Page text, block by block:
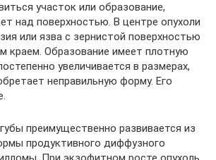
участок или образование,
над поверхностью. В центре опухоли
или язва с зернистой поверхностью
краем. Образование имеет плотную
увеличивается в размерах,
неправильную форму. Его
преимущественно развивается из
продуктивного диффузного